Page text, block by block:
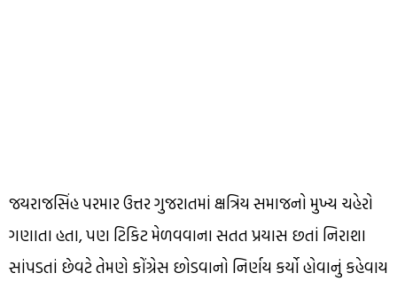
જયરાજસિંહ પરમાર ઉત્તર ગુજરાતમાં ક્ષત્રિય સમાજનો મુખ્ય ચહેરો
ગણાતા હતા, પણ ટિકિટ મેળવવાના સતત પ્રયાસ છતાં નિરાશા
સાંપડતાં છેવટે તેમણે કોંગ્રેસ છોડવાનો નિર્ણય કર્યો હોવાનું કહેવાય